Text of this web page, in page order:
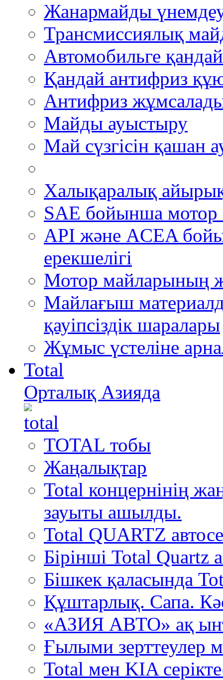
Жанармайды
Трансмиссиялық
Автомобильге
Қандай антифриз
Антифриз
Майды ауыстыру
Май сүзгісін қашан
Халықаралық
SAE бойынша мотор
API және ACEA
ерекшелігі
Мотор майларының
Майлағыш
қауіпсіздік шаралары
Жұмыс үстеліне
Total
Орталық Азияда
TOTAL тобы
Жаңалықтар
Total концернінің
зауыты ашылды.
Total QUARTZ
Бірінші Total Quartz
Бішкек қаласында
Құштарлық. Сапа.
«АЗИЯ АВТО» ақ
Ғылыми зерттеулер
Total мен KIA